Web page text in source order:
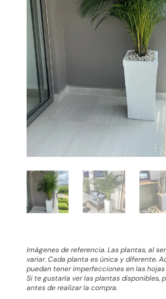
Imágenes de referencia. Las plantas, al
variar. Cada planta es única y diferente.
puedan tener imperfecciones en las
Si te gustaría ver las plantas disponibles,
antes de realizar la compra.